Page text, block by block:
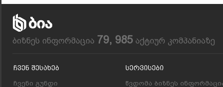
ბიზნეს ინფორმაცია 79, 985 აქტიურ კომპანიაზე
Ჩვენ Შესახებ
ჩვენი გუნდი
Სერვისები
წვდომა ბიზნეს